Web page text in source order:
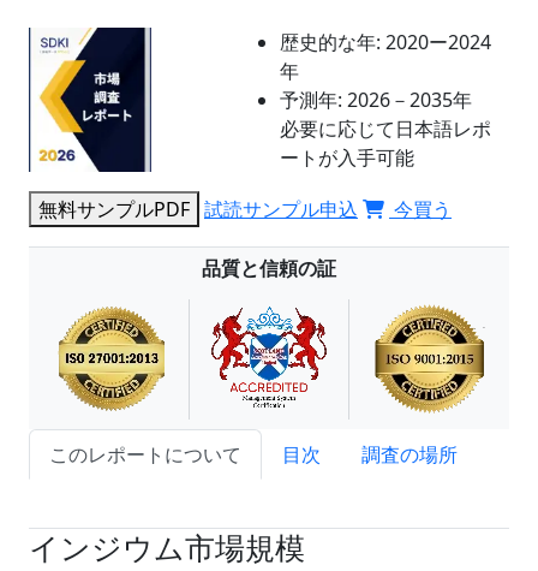
歴史的な年: 2020ー2024
年
予測年: 2026－2035年
必要に応じて日本語レポ
ートが入手可能
無料サンプルPDF 試読サンプル申込 今買う
品質と信頼の証
このレポートについて 目次
調査の場所
インジウム市場規模